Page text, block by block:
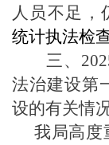
人员不足，
统计执法检查
三、
法治建设第
设的有关情
我局高度